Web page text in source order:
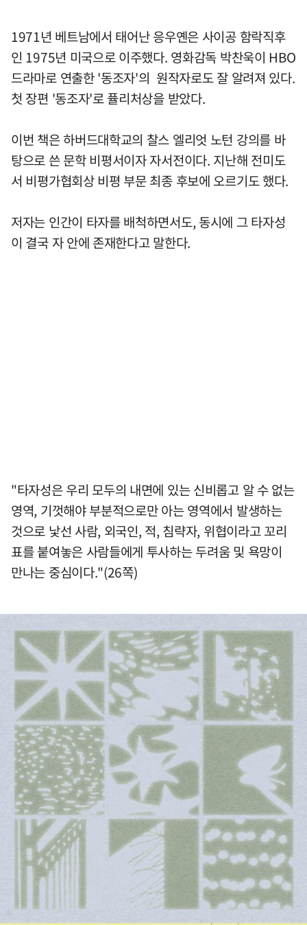
1971년 베트남에서 태어난 응우옌은 사이공 함락직후
인 1975년 미국으로 이주했다. 영화감독 박찬욱이 HBO
드라마로 연출한 '동조자'의 원작자로도 잘 알려져 있다.
첫 장편 '동조자'로 퓰리처상을 받았다.
이번 책은 하버드대학교의 찰스 엘리엇 노턴 강의를 바
탕으로 쓴 문학 비평서이자 자서전이다. 지난해 전미도
서 비평가협회상 비평 부문 최종 후보에 오르기도 했다.
저자는 인간이 타자를 배척하면서도, 동시에 그 타자성
이 결국 자 안에 존재한다고 말한다.
"타자성은 우리 모두의 내면에 있는 신비롭고 알 수 없는
영역, 기껏해야 부분적으로만 아는 영역에서 발생하는
것으로 낯선 사람, 외국인, 적, 침략자, 위협이라고 꼬리
표를 붙여놓은 사람들에게 투사하는 두려움 및 욕망이
만나는 중심이다."(26쪽)